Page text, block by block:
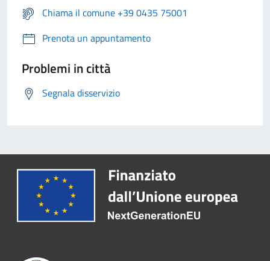
Chiama il comune +39 0435 75001
Prenota un appuntamento
Problemi in città
Segnala disservizio